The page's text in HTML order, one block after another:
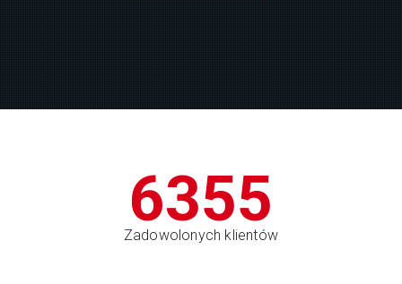
6355
Zadowolonych klientów